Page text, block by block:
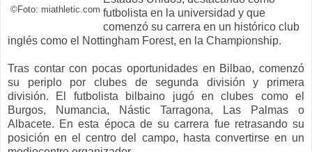
©Foto: miathletic.com futbolista en la universidad y que
comenzó su carrera en un histórico club
inglés como el Nottingham Forest, en la Championship.
Tras contar con pocas oportunidades en Bilbao, comenzó
su periplo por clubes de segunda división y primera
división. El futbolista bilbaino jugó en clubes como el
Burgos, Numancia, Nástic Tarragona, Las Palmas o
Albacete. En esta época de su carrera fue retrasando su
posición en el centro del campo, hasta convertirse en un